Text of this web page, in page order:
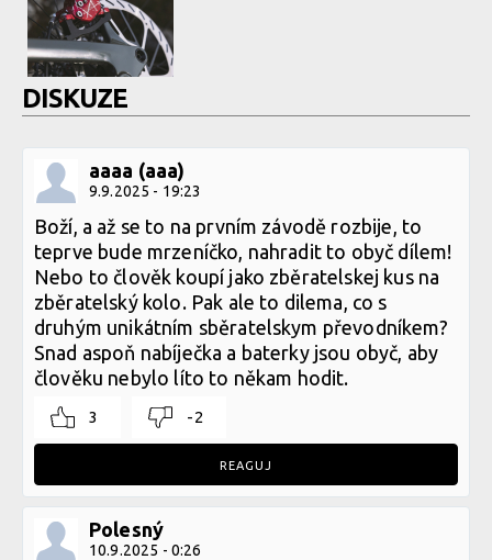
DISKUZE
aaaa (aaa)
9.9.2025 - 19:23
Boží, a až se to na prvním závodě rozbije, to
teprve bude mrzeníčko, nahradit to obyč dílem!
Nebo to člověk koupí jako zběratelskej kus na
zběratelský kolo. Pak ale to dilema, co s
druhým unikátním sběratelskym převodníkem?
Snad aspoň nabíječka a baterky jsou obyč, aby
člověku nebylo líto to někam hodit.
3 -2
REAGUJ
Polesný
10.9.2025 - 0:26